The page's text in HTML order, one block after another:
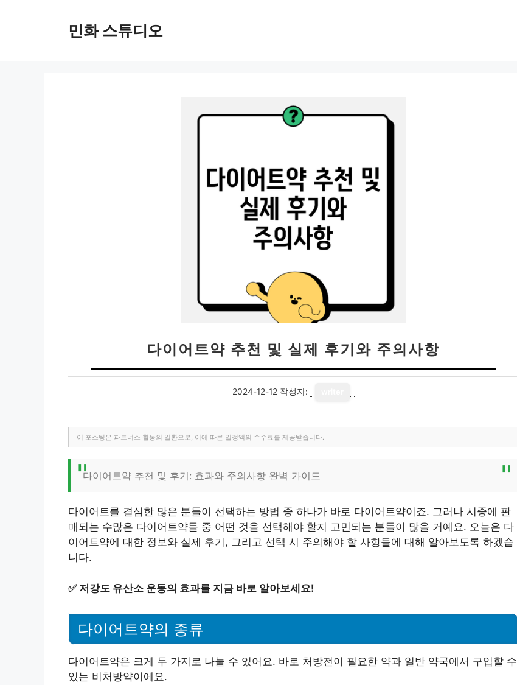
민화 스튜디오
다이어트약 추천 및 실제 후기와 주의사항
2024-12-12 작성자:
이 포스팅은 파트너스 활동의 일환으로, 이에 따른 일정액의 수수료를 제공받습니다.
다이어트약 추천 및 후기: 효과와 주의사항 완벽 가이드
다이어트를 결심한 많은 분들이 선택하는 방법 중 하나가 바로 다이어트약이죠. 그러나 시중에 판
매되는 수많은 다이어트약들 중 어떤 것을 선택해야 할지 고민되는 분들이 많을 거예요. 오늘은 다
이어트약에 대한 정보와 실제 후기, 그리고 선택 시 주의해야 할 사항들에 대해 알아보도록 하겠습
니다.
✅ 저강도 유산소 운동의 효과를 지금 바로 알아보세요!
다이어트약의 종류
다이어트약은 크게 두 가지로 나눌 수 있어요. 바로 처방전이 필요한 약과 일반 약국에서 구입할 수
있는 비처방약이에요.